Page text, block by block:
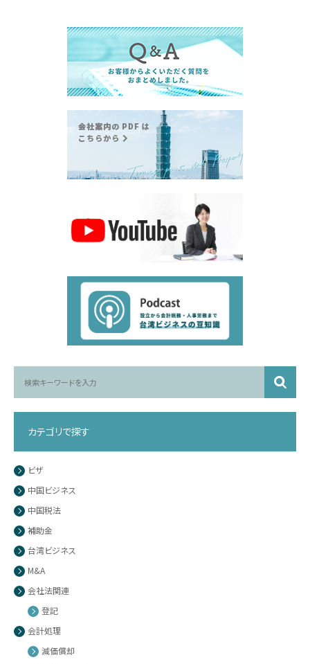
カテゴリで探す
ビザ
中国ビジネス
中国税法
補助金
台湾ビジネス
M&A
会社法関連
登記
会計処理
減価償却